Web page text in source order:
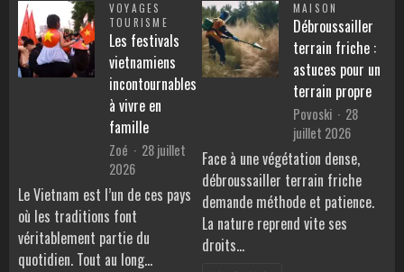
VOYAGES
TOURISME
Les festivals
vietnamiens
incontournables
à vivre en
famille
Zoé
28 juillet
2026
Le Vietnam est l’un de ces pays
où les traditions font
véritablement partie du
quotidien. Tout au long…
MAISON
Débroussailler
terrain friche :
astuces pour un
terrain propre
Povoski
28
juillet 2026
Face à une végétation dense,
débroussailler terrain friche
demande méthode et patience.
La nature reprend vite ses
droits…